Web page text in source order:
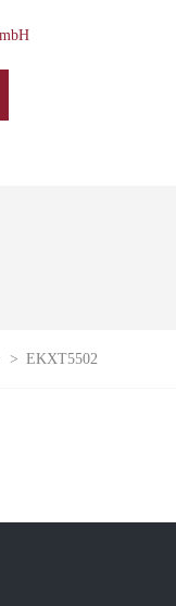
> EKXT5502